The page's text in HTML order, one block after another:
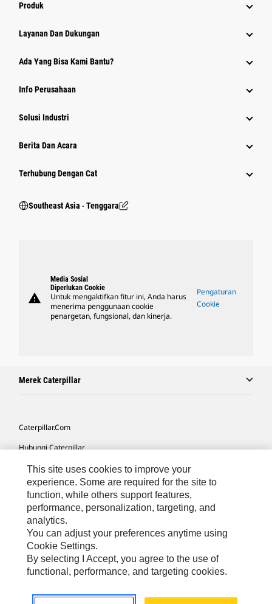
Produk
Layanan Dan Dukungan
Ada Yang Bisa Kami Bantu?
Info Perusahaan
Solusi Industri
Berita Dan Acara
Terhubung Dengan Cat
Southeast Asia ‧ Tenggara
warning
Media Sosial
Diperlukan Cookie
Untuk mengaktifkan fitur ini, Anda harus
menerima penggunaan cookie
penargetan, fungsional, dan kinerja.
Pengaturan
Cookie
Merek Caterpillar
Caterpillar.com
Hubungi Caterpillar
Preferensi Pemasaran Saya
Peta Situs
Cookie Settings
Hukum
Privasi
Asia Tenggara© 2026 Caterpillar. Hak Dilindungi UU.
This site uses cookies to improve your
experience. Some are required for the site to
function, while others support features,
performance, personalization, targeting, and
analytics.
You can adjust your preferences anytime using
Cookie Settings.
By selecting I Accept, you agree to the use of
functional, performance, and targeting cookies.